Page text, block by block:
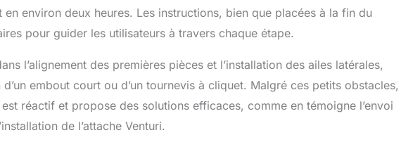
en environ deux heures. Les instructions, bien que placées à la fin du
pour guider les utilisateurs à travers chaque étape.
l’alignement des premières pièces et l’installation des ailes latérales,
embout court ou d’un tournevis à cliquet. Malgré ces petits obstacles,
réactif et propose des solutions efficaces, comme en témoigne l’envoi
de l’attache Venturi.